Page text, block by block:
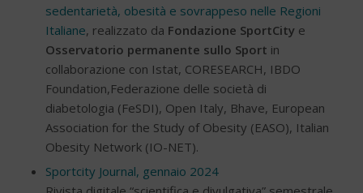
sedentarietà, obesità e sovrappeso nelle Regioni
Italiane, realizzato da Fondazione SportCitye
Osservatorio permanente sullo Sport in
collaborazione con Istat, CORESEARCH, IBDO
Foundation,Federazione delle società di
diabetologia (FeSDI), Open Italy, Bhave, European
Association for the Study of Obesity (EASO), Italian
Obesity Network (IO-NET).
Sportcity Journal, gennaio 2024